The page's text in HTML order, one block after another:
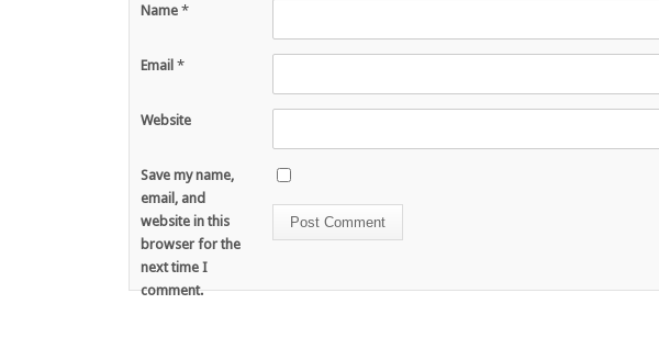
Name *
Email *
Website
Save my name,
email, and
website in this
browser for the
next time I
comment.